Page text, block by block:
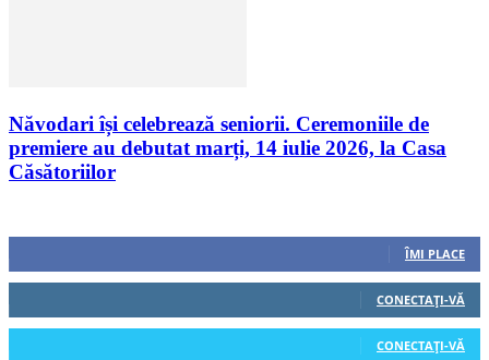
Năvodari își celebrează seniorii. Ceremoniile de
premiere au debutat marți, 14 iulie 2026, la Casa
Căsătoriilor
ÎMI PLACE
CONECTAȚI-VĂ
CONECTAȚI-VĂ